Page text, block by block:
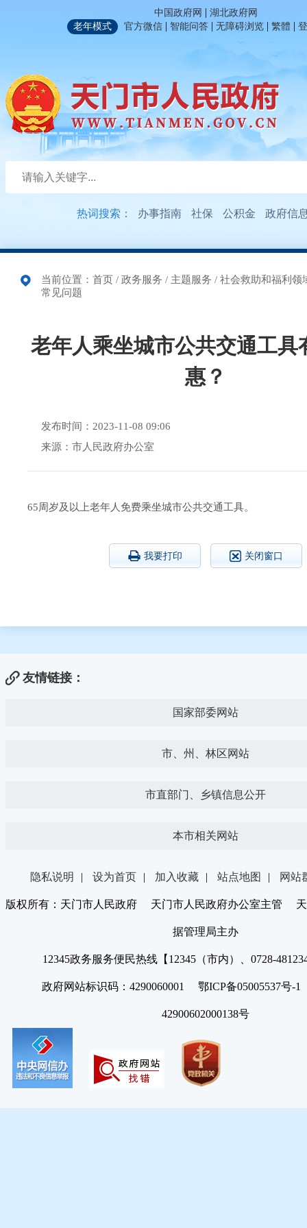
中国政府网 | 湖北政府网
老年模式
官方微信 | 智能问答 | 无障碍浏览 | 繁體 |
热词搜索： 办事指南 社保 公积金 政府信
当前位置： 首页 / 政务服务 / 主题服务 / 社会救助和福利领
常见问题
老年人乘坐城市公共交通工具
惠？
发布时间：2023-11-08 09:06
来源：市人民政府办公室
65周岁及以上老年人免费乘坐城市公共交通工具。
我要打印 关闭窗口
友情链接：
国家部委网站
市、州、林区网站
市直部门、乡镇信息公开
本市相关网站
隐私说明 | 设为首页 | 加入收藏 | 站点地图 | 网站
版权所有：天门市人民政府 天门市人民政府办公室主管 天
据管理局主办
12345政务服务便民热线【12345（市内）、0728-
政府网站标识码：4290060001 鄂ICP备05005537号
42900602000138号